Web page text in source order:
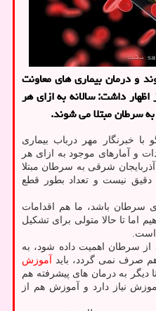
و درمان بیماری های معاونت
داشت: سالانه به ازای هر
خبرنگار مهر درباب بیماری
و آمارهای موجود به ازای هر
از جمعیت آذربایجان شرقی به سرطان مبتلا
دقیق نیست و تعداد بطور قطع
سرطان باشد، ما هم اقدامات
اما تا حالا متولی برای تشکیل
است.
سرطان اهمیت داده شود، به
هم صرف نمی گردد، باید
آموزش
به درمان های پیشرفته هم
نیاز دارد و آموزش هم از